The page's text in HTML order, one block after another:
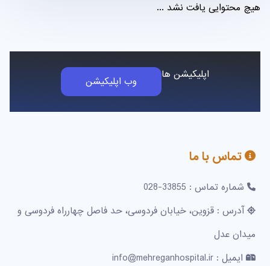
هیچ محتوایی یافت نشد ...
اپلیکیشن ها وب اپلیکیشن
تماس با ما
شماره تماس : 33855-028
آدرس : قزوین، خیابان فردوسی، حد فاصل چهارراه فردوسی و
میدان عدل
ایمیل : info@mehreganhospital.ir